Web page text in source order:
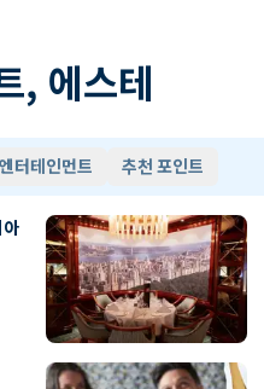
, 에스테
터테인먼트 추천 포인트